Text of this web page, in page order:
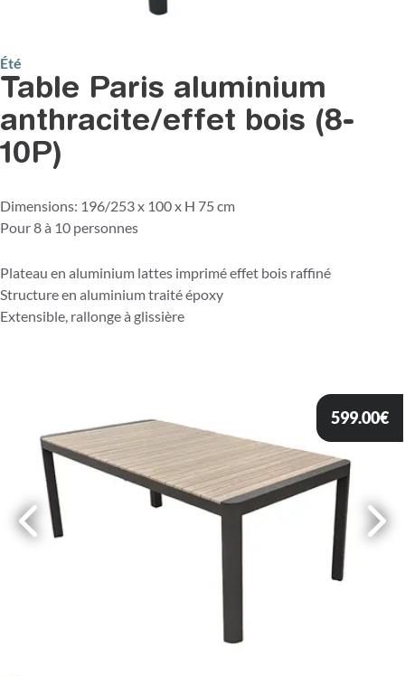
Été
Table Paris aluminium
anthracite/effet bois (8-
10P)
Dimensions: 196/253 x 100 x H 75 cm
Pour 8 à 10 personnes
Plateau en aluminium lattes imprimé effet bois raffiné
Structure en aluminium traité époxy
Extensible, rallonge à glissière
599.00€